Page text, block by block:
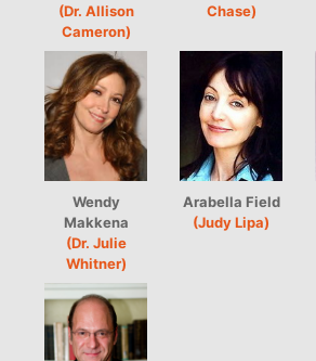
(Dr. Allison
Cameron)
Chase)
Wendy
Makkena
(Dr. Julie
Whitner)
Arabella Field
(Judy Lipa)